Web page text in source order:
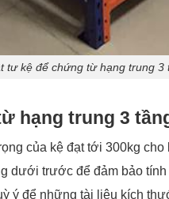
tư kệ để chứng từ hạng trung 3
hạng trung 3
của kệ đạt tới 300kg
dưới trước để đảm bảo
ý để những tài liệu kích